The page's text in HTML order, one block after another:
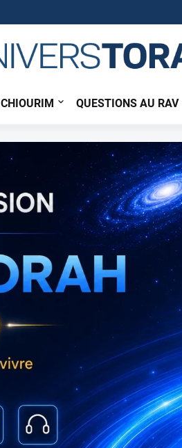
CHIOURIM QUESTIONS AU RAV